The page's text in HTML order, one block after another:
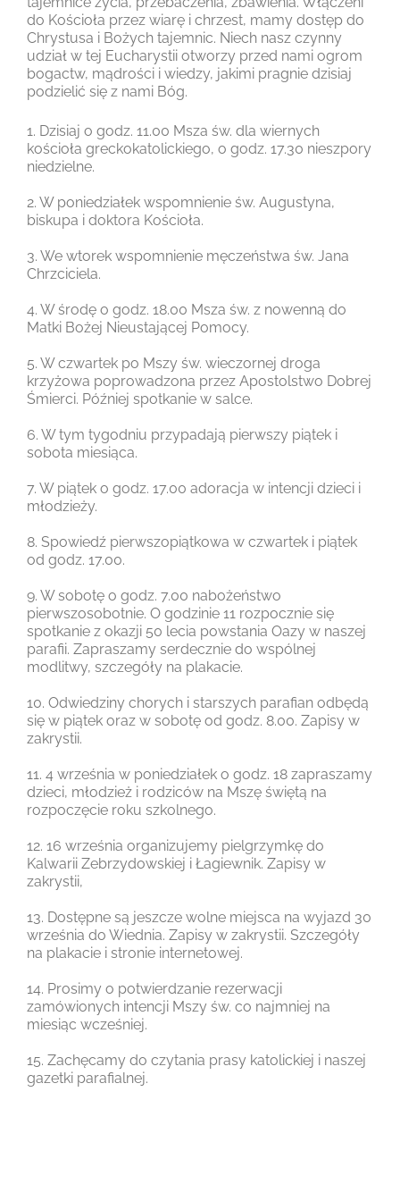
do Kościoła przez wiarę i chrzest, mamy dostęp do
Chrystusa i Bożych tajemnic. Niech nasz czynny
udział w tej Eucharystii otworzy przed nami ogrom
bogactw, mądrości i wiedzy, jakimi pragnie dzisiaj
podzielić się z nami Bóg.
1. Dzisiaj o godz. 11.00 Msza św. dla wiernych
kościoła greckokatolickiego, o godz. 17.30 nieszpory
niedzielne.
2. W poniedziałek wspomnienie św. Augustyna,
biskupa i doktora Kościoła.
3. We wtorek wspomnienie męczeństwa św. Jana
Chrzciciela.
4. W środę o godz. 18.00 Msza św. z nowenną do
Matki Bożej Nieustającej Pomocy.
5. W czwartek po Mszy św. wieczornej droga
krzyżowa poprowadzona przez Apostolstwo Dobrej
Śmierci. Później spotkanie w salce.
6. W tym tygodniu przypadają pierwszy piątek i
sobota miesiąca.
7. W piątek o godz. 17.00 adoracja w intencji dzieci i
młodzieży.
8. Spowiedź pierwszopiątkowa w czwartek i piątek
od godz. 17.00.
9. W sobotę o godz. 7.00 nabożeństwo
pierwszosobotnie. O godzinie 11 rozpocznie się
spotkanie z okazji 50 lecia powstania Oazy w naszej
parafii. Zapraszamy serdecznie do wspólnej
modlitwy, szczegóły na plakacie.
10. Odwiedziny chorych i starszych parafian odbędą
się w piątek oraz w sobotę od godz. 8.00. Zapisy w
zakrystii.
11. 4 września w poniedziałek o godz. 18 zapraszamy
dzieci, młodzież i rodziców na Mszę świętą na
rozpoczęcie roku szkolnego.
12. 16 września organizujemy pielgrzymkę do
Kalwarii Zebrzydowskiej i Łagiewnik. Zapisy w
zakrystii,
13. Dostępne są jeszcze wolne miejsca na wyjazd 30
września do Wiednia. Zapisy w zakrystii. Szczegóły
na plakacie i stronie internetowej.
14. Prosimy o potwierdzanie rezerwacji
zamówionych intencji Mszy św. co najmniej na
miesiąc wcześniej.
15. Zachęcamy do czytania prasy katolickiej i naszej
gazetki parafialnej.